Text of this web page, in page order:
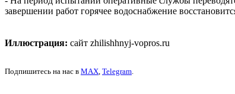
завершении работ горячее водоснабжение
Иллюстрация: сайт zhilishhnyj-vopros.ru
Подпишитесь на нас в MAX, Telegram.